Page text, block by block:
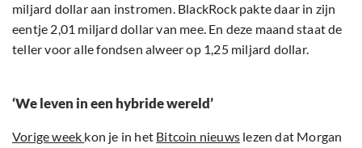
miljard dollar aan instromen. BlackRock pakte daar in zijn
eentje 2,01 miljard dollar van mee. En deze maand staat de
teller voor alle fondsen alweer op 1,25 miljard dollar.
‘We leven in een hybride wereld’
Vorige week kon je in het Bitcoin nieuws lezen dat Morgan